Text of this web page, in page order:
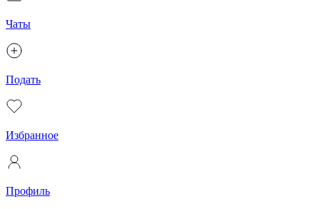
Чаты
Подать
Избранное
Профиль